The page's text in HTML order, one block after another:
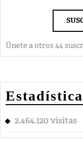
Únete a otros 44
2.464.120 visitas